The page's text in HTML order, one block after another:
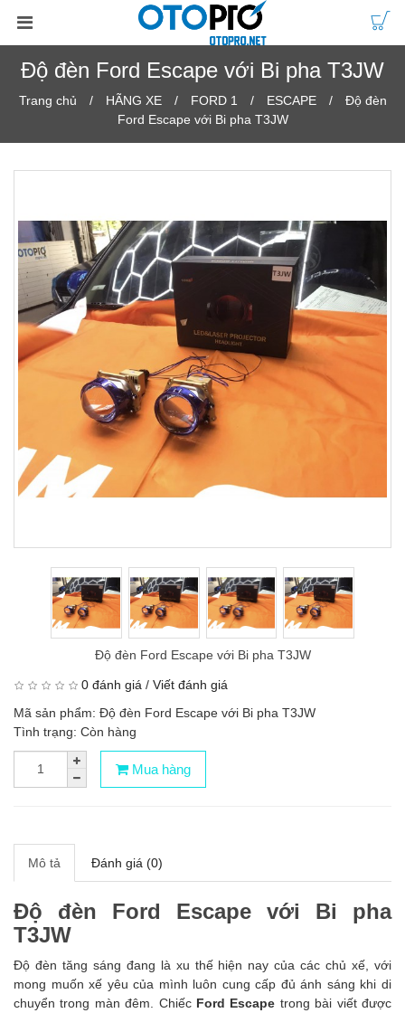
Độ đèn Ford Escape với Bi pha T3JW
Trang chủ HÃNG XE FORD 1 ESCAPE
Độ đèn
Ford Escape với Bi pha T3JW
Độ đèn Ford Escape với Bi pha T3JW
0 đánh giá / Viết đánh giá
Mã sản phẩm: Độ đèn Ford Escape với Bi pha T3JW
Tình trạng: Còn hàng
Mua hàng
Mô tả Đánh giá (0)
Độ đèn Ford Escape với Bi pha
T3JW
Độ đèn tăng sáng đang là xu thế hiện nay của các chủ xế, với
mong muốn xế yêu của mình luôn cung cấp đủ ánh sáng khi di
chuyển trong màn đêm. Chiếc Ford Escape trong bài viết được